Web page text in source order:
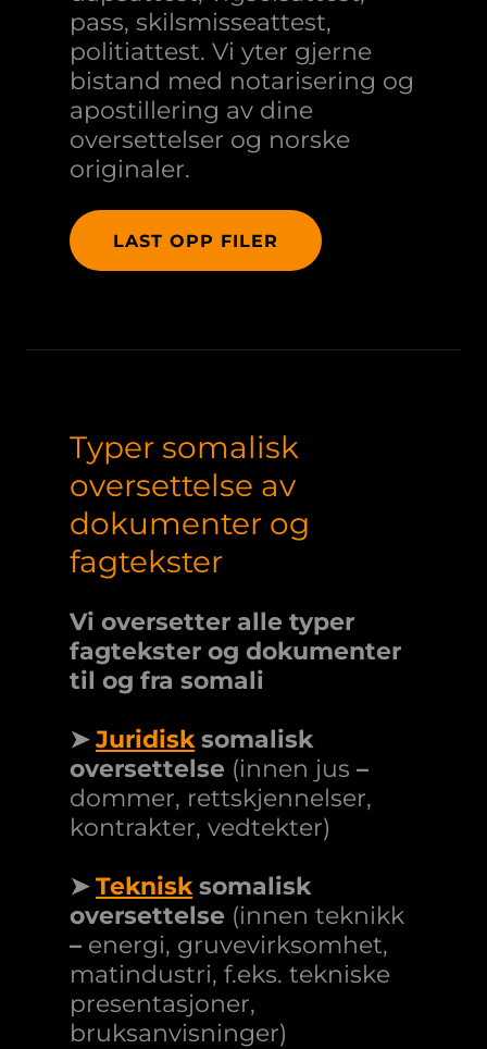
pass, skilsmisseattest,
politiattest. Vi yter gjerne
bistand med notarisering og
apostillering av dine
oversettelser og norske
originaler.
LAST OPP FILER
Typer somalisk
oversettelse av
dokumenter og
fagtekster
Vi oversetter alle typer
fagtekster og dokumenter
til og fra somali
➤Juridisksomalisk
oversettelse (innen jus –
dommer, rettskjennelser,
kontrakter, vedtekter)
➤Teknisksomalisk
oversettelse (innen teknikk
– energi, gruvevirksomhet,
matindustri, f.eks. tekniske
presentasjoner,
bruksanvisninger)